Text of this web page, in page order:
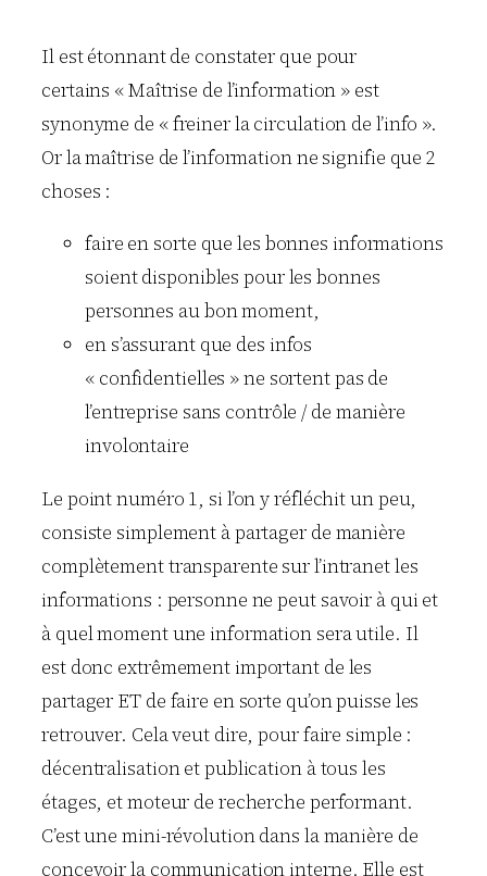
Il est étonnant de constater que pour
certains « Maîtrise de l’information » est
synonyme de « freiner la circulation de l’info ».
Or la maîtrise de l’information ne signifie que 2
choses :
faire en sorte que les bonnes informations
soient disponibles pour les bonnes
personnes au bon moment,
en s’assurant que des infos
« confidentielles » ne sortent pas de
l’entreprise sans contrôle / de manière
involontaire
Le point numéro 1, si l’on y réfléchit un peu,
consiste simplement à partager de manière
complètement transparente sur l’intranet les
informations : personne ne peut savoir à qui et
à quel moment une information sera utile. Il
est donc extrêmement important de les
partager ET de faire en sorte qu’on puisse les
retrouver. Cela veut dire, pour faire simple :
décentralisation et publication à tous les
étages, et moteur de recherche performant.
C’est une mini-révolution dans la manière de
concevoir la communication interne. Elle est